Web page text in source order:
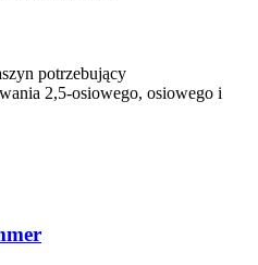
potrzebujący
2,5-osiowego, osiowego i